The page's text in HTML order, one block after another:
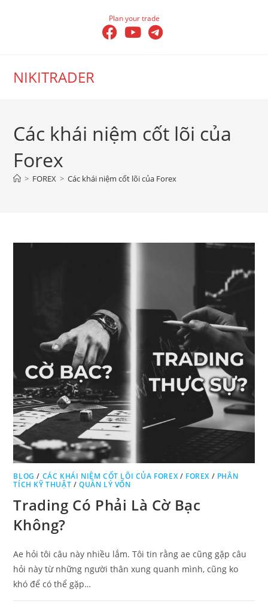
Plan your trade
NIKITRADER
Các khái niệm cốt lõi của
Forex
> FOREX > Các khái niệm cốt lõi của Forex
BLOG / CÁC KHÁI NIỆM CỐT LÕI CỦA FOREX/ FOREX / PHÂN
TÍCH KỸ THUẬT /QUẢN LÝ VỐN
Trading Có Phải Là Cờ Bạc
Không?
Ae hỏi tôi câu này nhiều lắm. Tôi tin rằng ae cũng gặp câu
hỏi này từ những người thân xung quanh mình, cũng ko
khó để có thể gặp…